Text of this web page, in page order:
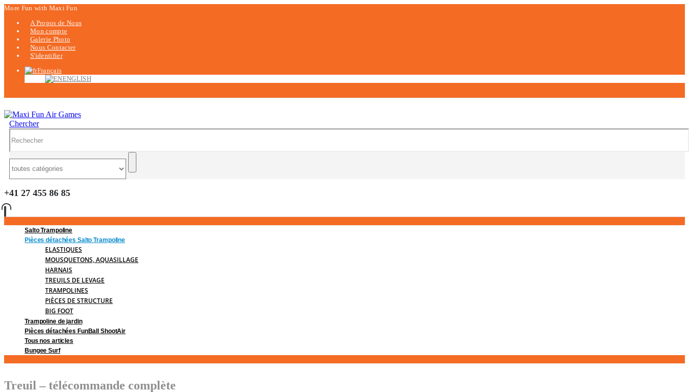
More Fun with Maxi Fun
A Propos de Nous
Mon compte
Galerie Photo
Nous Contacter
S'identifier
Français
ENGLISH
Chercher
+41 27 455 86 85
0 items
Salto Trampoline
Pièces détachées Salto Trampoline
ELASTIQUES
MOUSQUETONS, AQUASILLAGE
HARNAIS
TREUILS DE LEVAGE
TRAMPOLINES
PIÈCES DE STRUCTURE
BIG FOOT
Trampoline de jardin
Pièces détachées FunBall ShootAir
Tous nos articles
Bungee Surf
Treuil – télécommande complète